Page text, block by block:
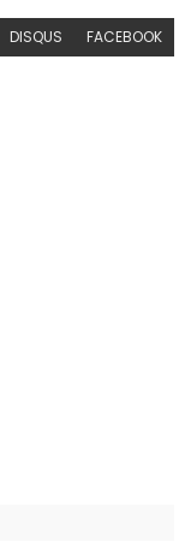
DISQUS FACEBOOK